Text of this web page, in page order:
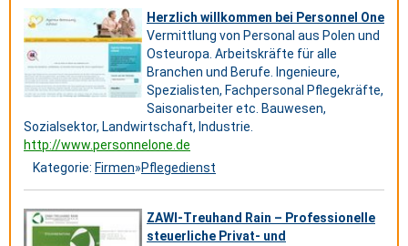
Herzlich willkommen bei Personnel One
Vermittlung von Personal aus Polen und
Osteuropa. Arbeitskräfte für alle
Branchen und Berufe. Ingenieure,
Spezialisten, Fachpersonal Pflegekräfte,
Saisonarbeiter etc. Bauwesen,
Sozialsektor, Landwirtschaft, Industrie.
http://www.personnelone.de
Kategorie: Firmen»Pflegedienst
ZAWI-Treuhand Rain – Professionelle
steuerliche Privat- und